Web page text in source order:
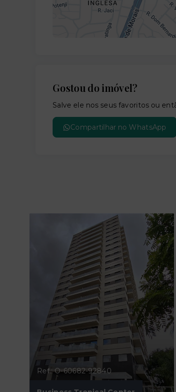
Gostou do imóvel?
Salve ele nos seus favoritos ou
Compartilhar no WhatsApp
Ref.: O-60682-92840